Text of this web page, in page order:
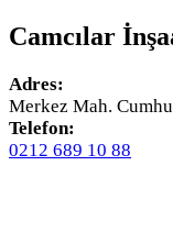
Camcılar
Adres:
Merkez Mah.
Telefon:
0212 689 10 88